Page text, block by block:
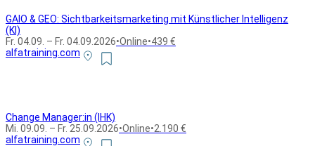
GAIO & GEO: Sichtbarkeitsmarketing mit Künstlicher Intelligenz
(KI)
Fr. 04.09. – Fr. 04.09.2026•Online•439 €
alfatraining.com
Change Manager:in (IHK)
Mi. 09.09. – Fr. 25.09.2026•Online•2.190 €
alfatraining.com